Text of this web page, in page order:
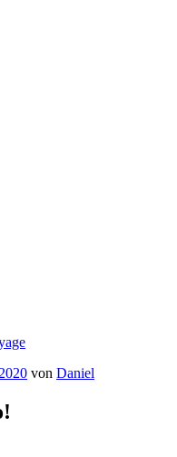
von Daniel